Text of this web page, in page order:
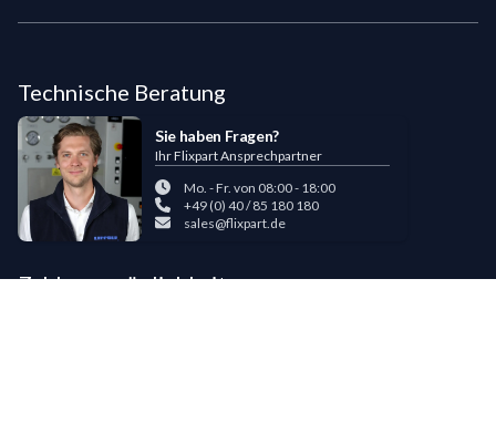
Technische Beratung
Sie haben Fragen?
Ihr Flixpart Ansprechpartner
Mo. - Fr. von 08:00 - 18:00
+49 (0) 40 / 85 180 180
sales@flixpart.de
Zahlungsmöglichkeiten